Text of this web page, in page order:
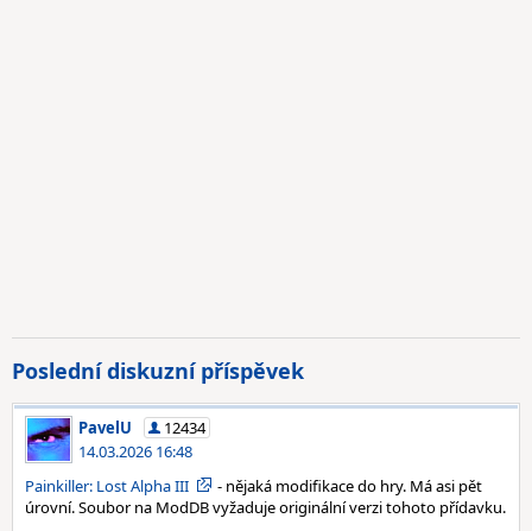
Poslední diskuzní příspěvek
PavelU
12434
14.03.2026 16:48
Painkiller: Lost Alpha III
- nějaká modifikace do hry. Má asi pět
úrovní. Soubor na ModDB vyžaduje originální verzi tohoto přídavku.